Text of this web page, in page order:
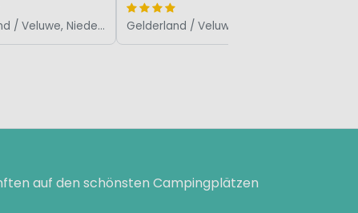
Gelderland / Veluwe, Niederlande
auf den schönsten Campingplätzen